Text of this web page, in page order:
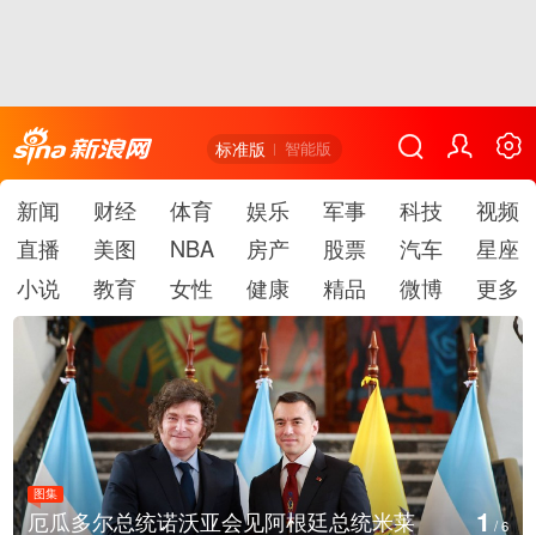
标准版 智能版
新闻 财经 体育 娱乐 军事 科技
视频
直播
美图 NBA 房产 股票 汽车
星座
小说
教育 女性 健康 精品 微博 更多
图集
厄瓜多尔总统诺沃亚会见阿根廷总统米莱 1/6